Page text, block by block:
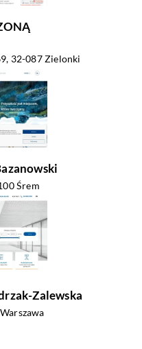
32-087 Zielonki
Śrem
Zalewska